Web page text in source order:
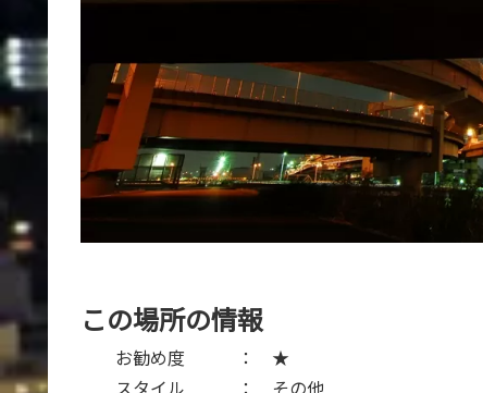
この場所の情報
お勧め度 ： ★
スタイル ： その他